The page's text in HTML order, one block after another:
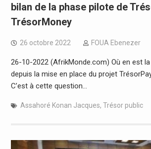
bilan de la phase pilote de
TrésorMoney
26 octobre 2022 FOUA Ebenezer
26-10-2022 (AfrikMonde.com) Où en est la
depuis la mise en place du projet
C’est à cette question…
Assahoré Konan Jacques, Trésor public